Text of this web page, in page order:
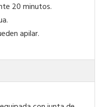
20 minutos.
apilar.